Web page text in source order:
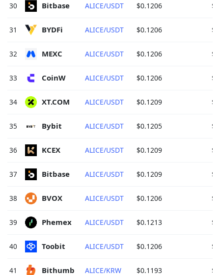
30 Bitbase ALICE/USDT $0.1206
31 BYDFi ALICE/USDT $0.1206
32 MEXC ALICE/USDT $0.1206
33 CoinW ALICE/USDT $0.1206
34 XT.COM ALICE/USDT $0.1209
35 Bybit ALICE/USDT $0.1205
36 KCEX ALICE/USDT $0.1209
37 Bitbase ALICE/USDT $0.1209
38 BVOX ALICE/USDT $0.1206
39 Phemex ALICE/USDT $0.1213
40 Toobit ALICE/USDT $0.1206
41 Bithumb ALICE/KRW $0.1193